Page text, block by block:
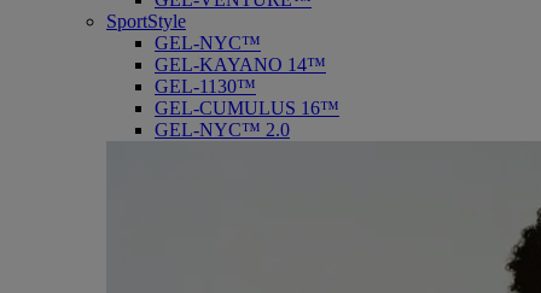
SportStyle
GEL-NYC™
GEL-KAYANO 14™
GEL-1130™
GEL-CUMULUS 16™
GEL-NYC™ 2.0